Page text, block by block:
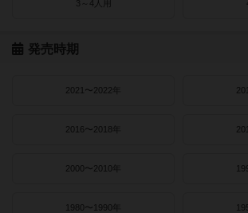
3～4人用
発売時期
2021〜2022年
2016〜2018年
2000〜2010年
1980〜1990年